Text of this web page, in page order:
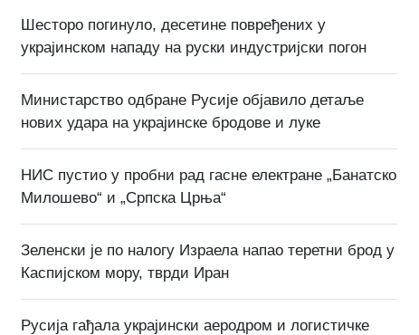
Шесторо погинуло, десетине повређених у
украјинском нападу на руски индустријски погон
Министарство одбране Русије објавило детаље
нових удара на украјинске бродове и луке
НИС пустио у пробни рад гасне електране „Банатско
Милошево“ и „Српска Црња“
Зеленски је по налогу Израела напао теретни брод у
Каспијском мору, тврди Иран
Русија гађала украјински аеродром и логистичке